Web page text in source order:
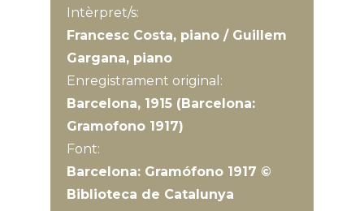
Intèrpret/s:
Francesc Costa, piano / Guillem
Gargana, piano
Enregistrament original:
Barcelona, 1915 (Barcelona:
Gramofono 1917)
Font:
Barcelona: Gramófono 1917 ©
Biblioteca de Catalunya